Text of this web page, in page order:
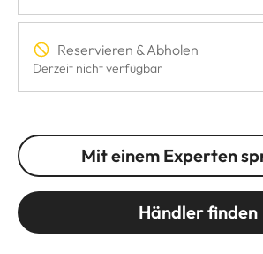
Reservieren & Abholen
Derzeit nicht verfügbar
Mit einem Experten
Händler finden